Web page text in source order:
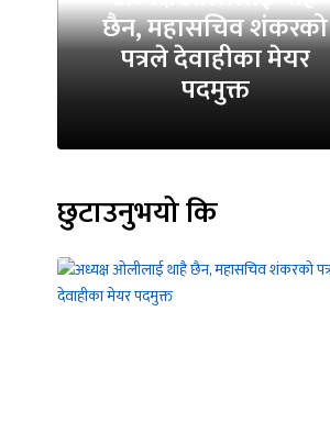
छैन, महासचिव शंकरको
पत्रले देवाहीका मेयर
पदमुक्त
छुटाउनुभयो कि